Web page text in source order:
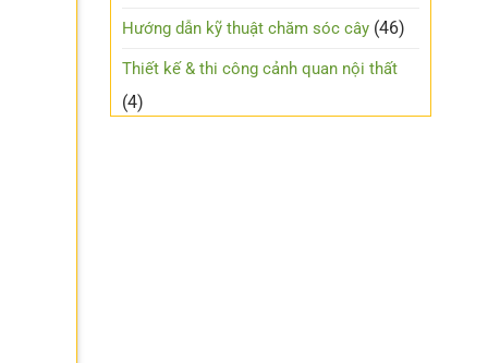
Hướng dẫn kỹ thuật chăm sóc cây (46)
Thiết kế & thi công cảnh quan nội thất
(4)